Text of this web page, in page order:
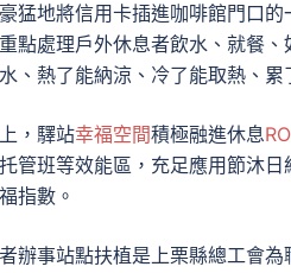
猛地將信用卡插進咖啡館門口的
點處理戶外休息者飲水、就餐
、熱了能納涼、冷了能取熱、累
，驛站幸福空間積極融進休息
管班等效能區，充足應用節沐
指數。
辦事站點扶植是上栗縣總工會為